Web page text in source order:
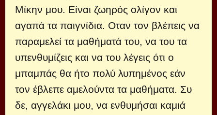
Μίκην μου. Είναι ζωηρός ολίγον και
αγαπά τα παιγνίδια. Οταν τον βλέπεις να
παραμελεί τα μαθήματά του, να του τα
υπενθυμίζεις και να του λέγεις ότι ο
μπαμπάς θα ήτο πολύ λυπημένος εάν
τον έβλεπε αμελούντα τα μαθήματα. Συ
δε, αγγελάκι μου, να ενθυμήσαι καμιά